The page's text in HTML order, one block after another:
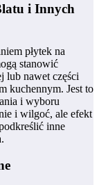
i Innych
płytek na
stanowić
lub nawet części
kuchennym. Jest to
i wyboru
i wilgoć, ale efekt
inne